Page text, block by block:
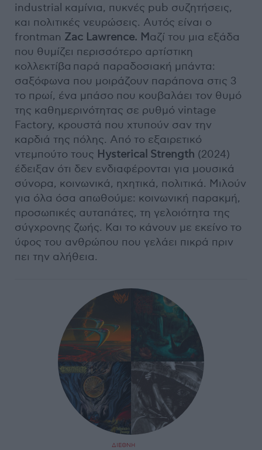
industrial καμίνια, πυκνές pub συζητήσεις,
και πολιτικές νευρώσεις. Αυτός είναι ο
frontman Zac Lawrence. Mαζί του μια εξάδα
που θυμίζει περισσότερο αρτίστικη
κολλεκτίβα παρά παραδοσιακή μπάντα:
σαξόφωνα που μοιράζουν παράπονα στις 3
το πρωί, ένα μπάσο που κουβαλάει τον θυμό
της καθημερινότητας σε ρυθμό vintage
Factory, κρουστά που χτυπούν σαν την
καρδιά της πόλης. Από το εξαιρετικό
ντεμπούτο τους Hysterical Strength (2024)
έδειξαν ότι δεν ενδιαφέρονται για μουσικά
σύνορα, κοινωνικά, ηχητικά, πολιτικά. Μιλούν
για όλα όσα απωθούμε: κοινωνική παρακμή,
προσωπικές αυταπάτες, τη γελοιότητα της
σύγχρονης ζωής. Και το κάνουν με εκείνο το
ύφος του ανθρώπου που γελάει πικρά πριν
πει την αλήθεια.
ΔΙΕΘΝΗ